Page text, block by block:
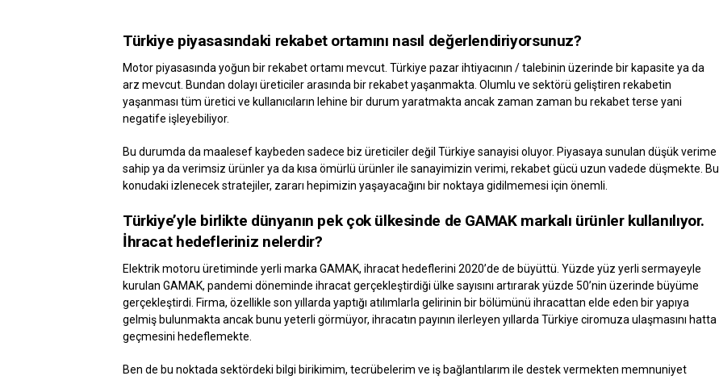
Türkiye piyasasındaki rekabet ortamını nasıl değerlendiriyorsunuz?
Motor piyasasında yoğun bir rekabet ortamı mevcut. Türkiye pazar ihtiyacının / talebinin üzerinde bir kapasite ya da
arz mevcut. Bundan dolayı üreticiler arasında bir rekabet yaşanmakta. Olumlu ve sektörü geliştiren rekabetin
yaşanması tüm üretici ve kullanıcıların lehine bir durum yaratmakta ancak zaman zaman bu rekabet terse yani
negatife işleyebiliyor.
Bu durumda da maalesef kaybeden sadece biz üreticiler değil Türkiye sanayisi oluyor. Piyasaya sunulan düşük verime
sahip ya da verimsiz ürünler ya da kısa ömürlü ürünler ile sanayimizin verimi, rekabet gücü uzun vadede düşmekte. Bu
konudaki izlenecek stratejiler, zararı hepimizin yaşayacağını bir noktaya gidilmemesi için önemli.
Türkiye’yle birlikte dünyanın pek çok ülkesinde de GAMAK markalı ürünler kullanılıyor.
İhracat hedefleriniz nelerdir?
Elektrik motoru üretiminde yerli marka GAMAK, ihracat hedeflerini 2020’de de büyüttü. Yüzde yüz yerli sermayeyle
kurulan GAMAK, pandemi döneminde ihracat gerçekleştirdiği ülke sayısını artırarak yüzde 50’nin üzerinde büyüme
gerçekleştirdi. Firma, özellikle son yıllarda yaptığı atılımlarla gelirinin bir bölümünü ihracattan elde eden bir yapıya
gelmiş bulunmakta ancak bunu yeterli görmüyor, ihracatın payının ilerleyen yıllarda Türkiye ciromuza ulaşmasını hatta
geçmesini hedeflemekte.
Ben de bu noktada sektördeki bilgi birikimim, tecrübelerim ve iş bağlantılarım ile destek vermekten memnuniyet